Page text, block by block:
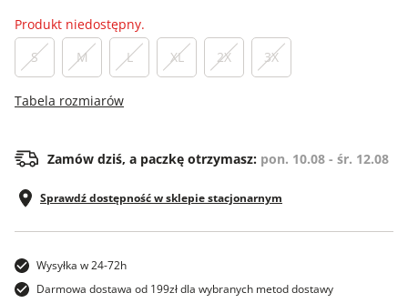
Produkt niedostępny.
S
M L XL 2X 3X
Tabela rozmiarów
Zamów dziś, a paczkę otrzymasz: pon. 10.08 - śr. 12.08
Sprawdź dostępność w sklepie stacjonarnym
Wysyłka w 24-72h
Darmowa dostawa od 199zł dla wybranych metod dostawy